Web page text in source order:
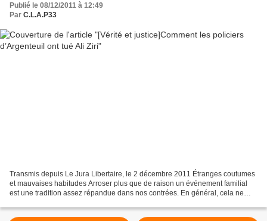
Publié le 08/12/2011 à 12:49
Par C.L.A.P33
Transmis depuis Le Jura Libertaire, le 2 décembre 2011 Étranges coutumes
et mauvaises habitudes Arroser plus que de raison un événement familial
est une tradition assez répandue dans nos contrées. En général, cela ne